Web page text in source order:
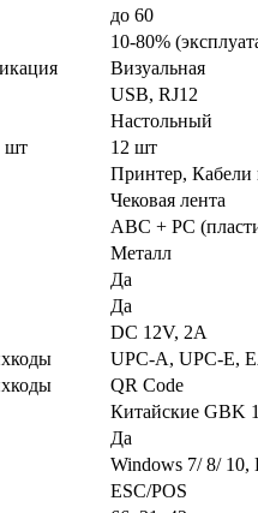
до 60
10-80%
Визуальная
USB, RJ12
Настольный
шт
12 шт
Принтер, Кабели
Чековая лента
ABC + PC
Металл
Да
Да
DC 12V, 2A
UPC-A, UPC-E,
QR Code
Китайские GBK
Да
Windows 7/ 8/ 10,
ESC/POS